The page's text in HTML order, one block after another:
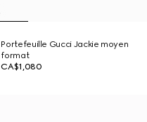
Portefeuille Gucci Jackie moyen
format
CA$1,080